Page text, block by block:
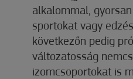
alkalommal,
sportokat vagy
következőn pedig
változatosság
izomcsoportokat is